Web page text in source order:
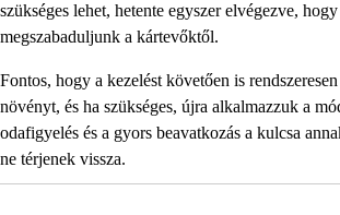
szükséges lehet, hetente egyszer elvégezve,
megszabaduljunk a kártevőktől.
Fontos, hogy a kezelést követően is
növényt, és ha szükséges, újra alkalmazzuk a
odafigyelés és a gyors beavatkozás a kulcsa
ne térjenek vissza.